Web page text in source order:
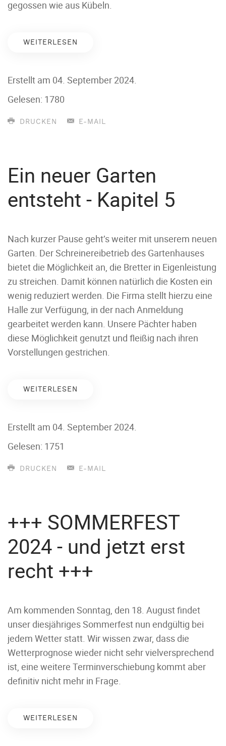
gegossen wie aus Kübeln.
WEITERLESEN
Erstellt am 04. September 2024.
Gelesen: 1780
DRUCKEN E-MAIL
Ein neuer Garten
entsteht - Kapitel 5
Nach kurzer Pause geht’s weiter mit unserem neuen
Garten. Der Schreinereibetrieb des Gartenhauses
bietet die Möglichkeit an, die Bretter in Eigenleistung
zu streichen. Damit können natürlich die Kosten ein
wenig reduziert werden. Die Firma stellt hierzu eine
Halle zur Verfügung, in der nach Anmeldung
gearbeitet werden kann. Unsere Pächter haben
diese Möglichkeit genutzt und fleißig nach ihren
Vorstellungen gestrichen.
WEITERLESEN
Erstellt am 04. September 2024.
Gelesen: 1751
DRUCKEN E-MAIL
+++ SOMMERFEST
2024 - und jetzt erst
recht +++
Am kommenden Sonntag, den 18. August findet
unser diesjähriges Sommerfest nun endgültig bei
jedem Wetter statt. Wir wissen zwar, dass die
Wetterprognose wieder nicht sehr vielversprechend
ist, eine weitere Terminverschiebung kommt aber
definitiv nicht mehr in Frage.
WEITERLESEN